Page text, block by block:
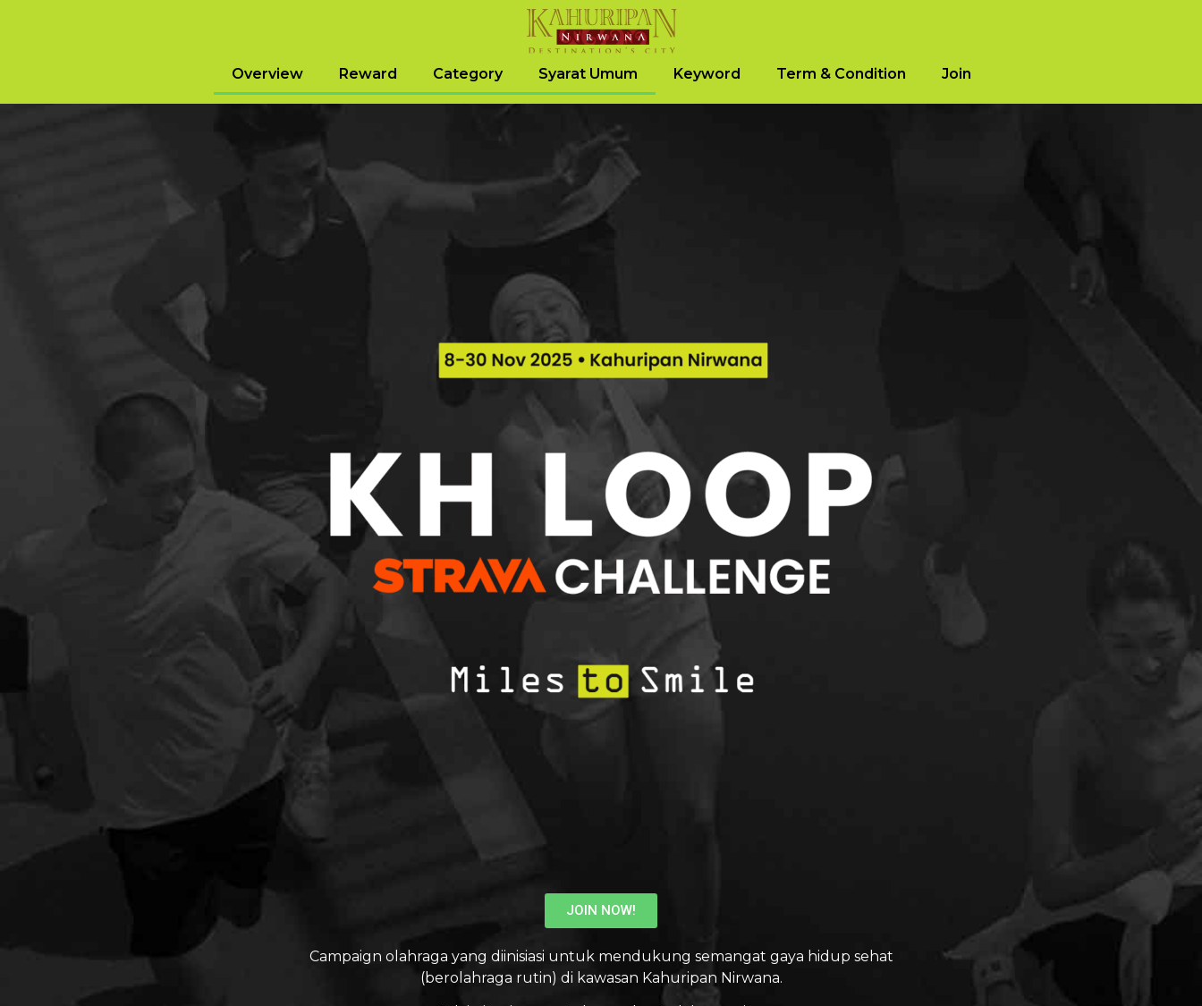
Overview Reward Category Syarat Umum Keyword Term & Condition Join
JOIN NOW!
Campaign olahraga yang diinisiasi untuk mendukung semangat gaya hidup sehat
(berolahraga rutin) di kawasan Kahuripan Nirwana.